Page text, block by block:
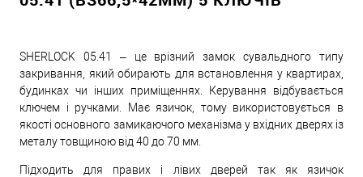
SHERLOCK 05.41 – це врізний замок сувальдного типу
закривання, який обирають для встановлення у квартирах,
будинках чи інших приміщеннях. Керування відбувається
ключем і ручками. Має язичок, тому використовується в
якості основного замикаючого механізма у вхідних дверях із
металу товщиною від 40 до 70 мм.
Підходить для правих і лівих дверей так як язичок